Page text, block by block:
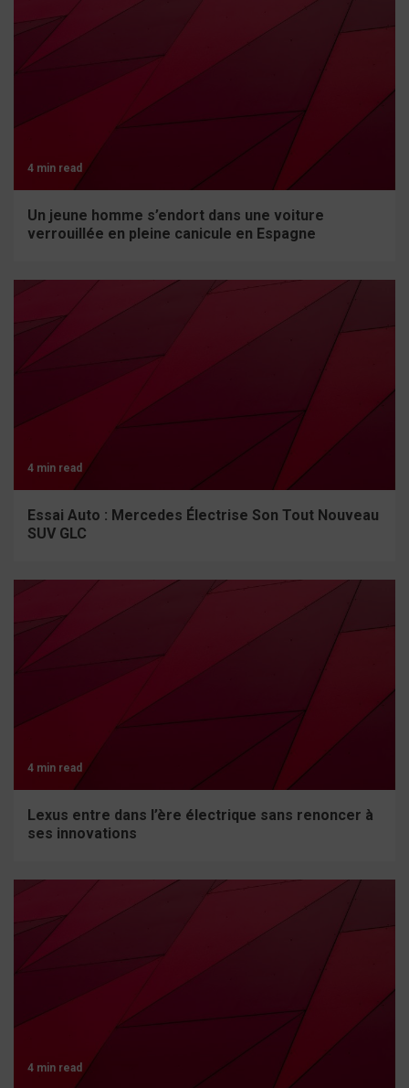
4 min read
Un jeune homme s’endort dans une voiture
verrouillée en pleine canicule en Espagne
4 min read
Essai Auto : Mercedes Électrise Son Tout Nouveau
SUV GLC
4 min read
Lexus entre dans l’ère électrique sans renoncer à
ses innovations
4 min read